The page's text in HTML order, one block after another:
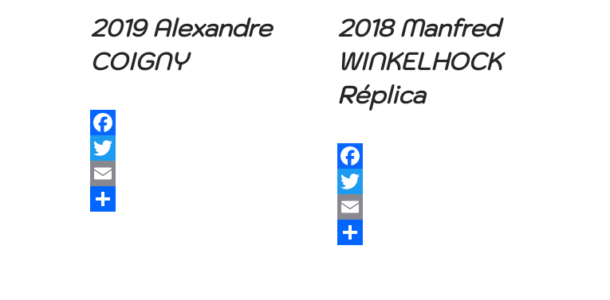
2019 Alexandre
COIGNY
Facebook
Twitter
Email
2018 Manfred
WINKELHOCK
Réplica
Facebook
Twitter
Email